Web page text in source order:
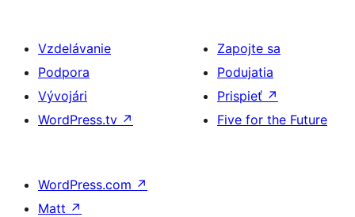
Vzdelávanie
Podpora
Vývojári
WordPress.tv ↗
Zapojte sa
Podujatia
Prispieť ↗
Five for the Future
WordPress.com ↗
Matt ↗